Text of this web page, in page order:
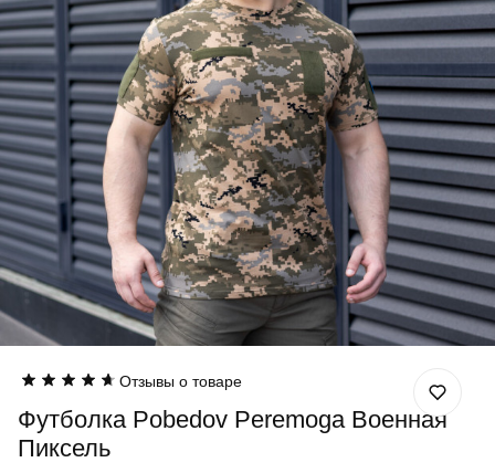
Отзывы о товаре
Футболка Pobedov Peremoga Военная
Пиксель